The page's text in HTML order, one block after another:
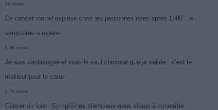
3k views
Ce cancer mortel explose chez les personnes nées après 1980 : le
symptôme à repérer
1.9k views
Je suis cardiologue et voici le seul chocolat que je valide : c’est le
meilleur pour le cœur
1.7k views
Cancer du foie : Symptômes silencieux mais vitaux à connaître